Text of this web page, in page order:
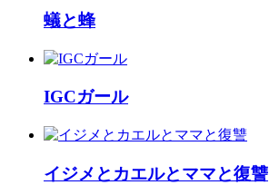
蟻と蜂
IGCガール
イジメとカエルとママと復讐